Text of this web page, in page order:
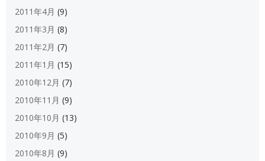
2011年4月 (9)
2011年3月 (8)
2011年2月 (7)
2011年1月 (15)
2010年12月 (7)
2010年11月 (9)
2010年10月 (13)
2010年9月 (5)
2010年8月 (9)